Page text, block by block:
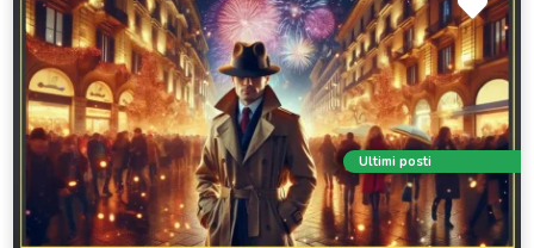
Ultimi posti